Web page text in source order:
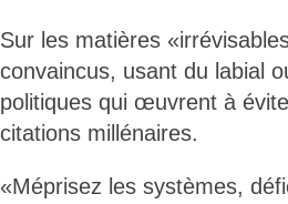
Sur les matières
convaincus, usant du labial
politiques qui œuvrent à
citations millénaires.
«Méprisez les systèmes,